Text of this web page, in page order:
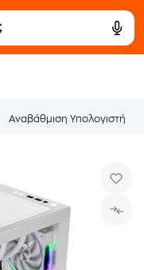
Αναβάθμιση Υπολογιστή